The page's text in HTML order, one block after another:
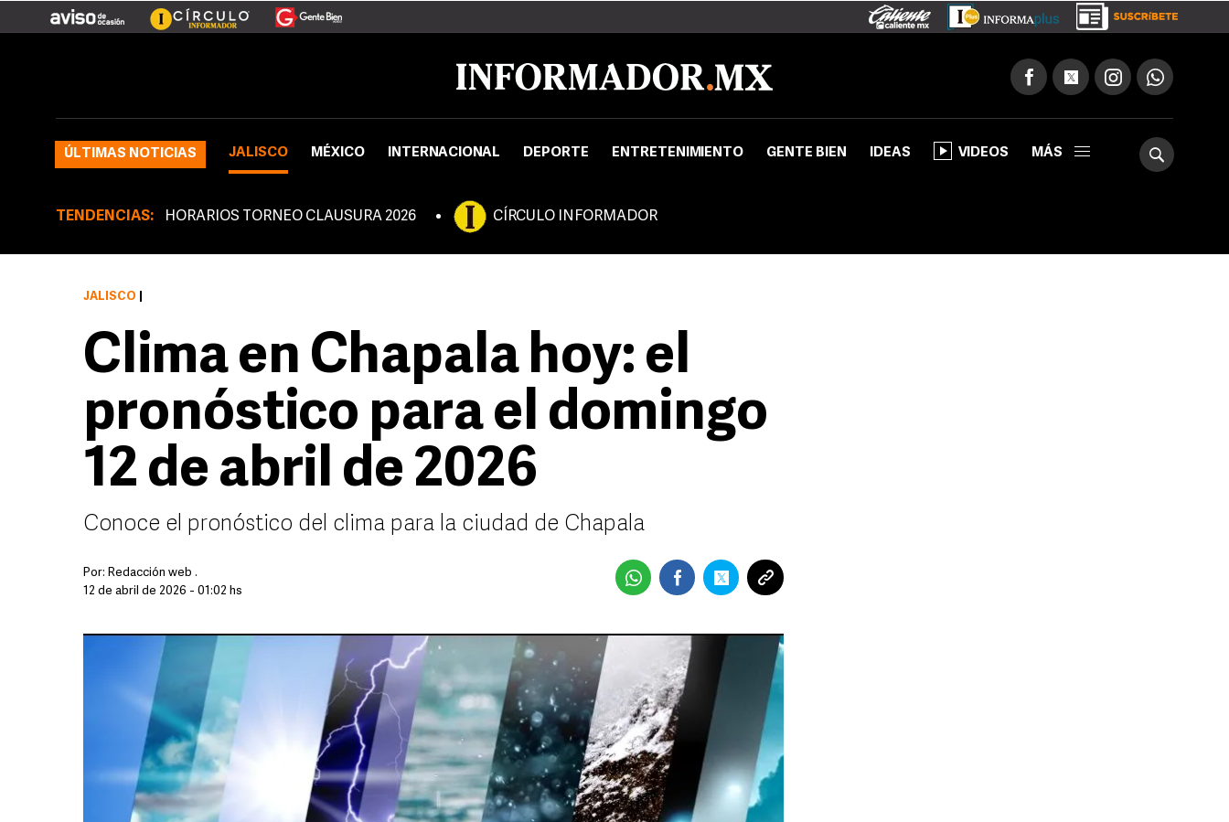
ÚLTIMAS NOTICIAS JALISCO MÉXICO INTERNACIONAL DEPORTE ENTRETENIMIENTO GENTE BIEN IDEAS VIDEOS MÁS
TENDENCIAS: HORARIOS TORNEO CLAUSURA 2026 CÍRCULO INFORMADOR
JALISCO
Clima en Chapala hoy: el
pronóstico para el domingo
12 de abril de 2026
Conoce el pronóstico del clima para la ciudad de Chapala
Por: Redacción web .
12 de abril de 2026 - 01:02 hs